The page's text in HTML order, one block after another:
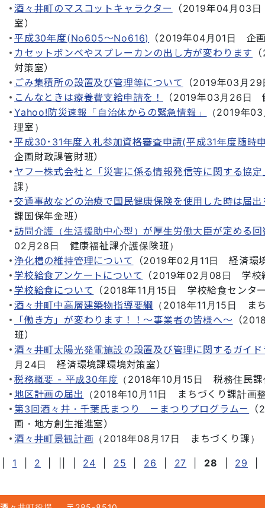
酒々井町のマスコットキャラクター
（2019年04月03日
室）
平成30年度(No605～No616)
（2019年04月01日
企
カセットボンベやスプレーカンの出し方が変わります
（
対策室）
ごみ集積所の設置及び管理等について
（2019年03月29
こんなときは療養費支給申請を！
（2019年03月26日
Yahoo!防災速報「自治体からの緊急情報」
（2019年
理室 ）
平成30･31年度入札参加資格審査申請(平成31年度随時
企画財政課管財班）
ヤフー株式会社と「災害に係る情報発信等に関する協
課 ）
交通事故などの治療で国民健康保険を使用した時は届出
課国保年金班）
訪問介護（生活援助中心型）が厚生労働大臣が定める
02月28日
健康福祉課介護保険班）
浄化槽の維持管理について
（2019年02月11日
経済環
学校給食アンケートについて
（2019年02月08日
学校
学校給食について
（2018年11月15日
学校給食センタ
酒々井町中高層建築物指導要綱 （ 2018年11月15日
ま
「働き方」が変わります！！～事業者の皆様へ～ （
班）
酒々井町太陽光発電施設の設置及び管理に関するガイ
月24日
経済環境課環境対策室）
税務概要 - 平成30年度 （ 2018年10月15日
税務住民
地区計画の届出
（2018年10月11日
まちづくり課計画
第3回酒々井・千葉氏まつり －まつりプログラム－
（
画・地方創生推進室）
酒々井町景観計画 （ 2018年08月17日 まちづくり課 ）
1 2 24 25 26 27 28 29